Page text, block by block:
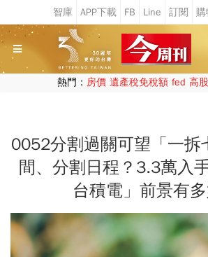
熱門： 房價 遺產稅免稅額 fed 高
0052分割過關可望「一拆
間、分割日程？3.3萬入
台積電」前景有多